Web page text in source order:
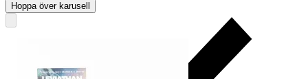
Hoppa över karusell